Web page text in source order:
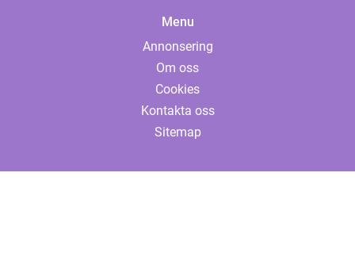
Menu
Annonsering
Om oss
Cookies
Kontakta oss
Sitemap